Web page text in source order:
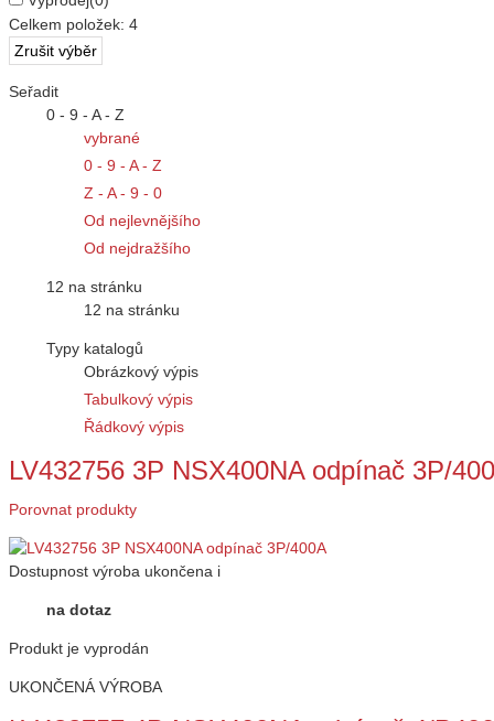
Celkem položek: 4
Seřadit
0 - 9 - A - Z
vybrané
0 - 9 - A - Z
Z - A - 9 - 0
Od nejlevnějšího
Od nejdražšího
12 na stránku
12 na stránku
Typy katalogů
Obrázkový výpis
Tabulkový výpis
Řádkový výpis
LV432756 3P NSX400NA odpínač 3P/
Porovnat produkty
Dostupnost výroba ukončena i
na dotaz
Produkt je vyprodán
UKONČENÁ VÝROBA